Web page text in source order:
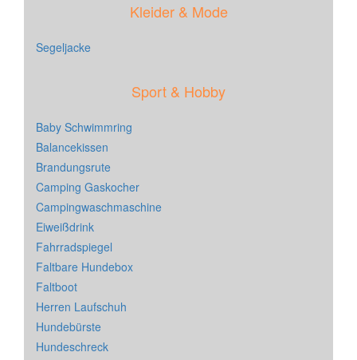
Kleider & Mode
Segeljacke
Sport & Hobby
Baby Schwimmring
Balancekissen
Brandungsrute
Camping Gaskocher
Campingwaschmaschine
Eiweißdrink
Fahrradspiegel
Faltbare Hundebox
Faltboot
Herren Laufschuh
Hundebürste
Hundeschreck